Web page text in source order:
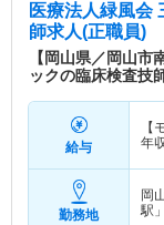
医療法人緑風会
師求人(正職員)
【岡山県／岡山
ックの臨床検査技
給与
【
年
勤務地
岡
駅